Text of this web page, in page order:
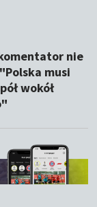
nie
musi
wokół